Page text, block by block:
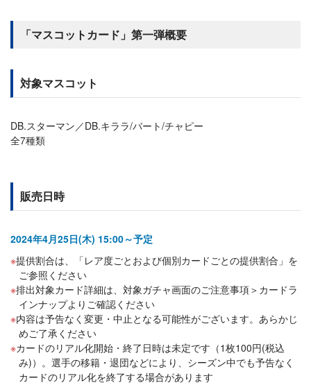
「マスコットカード」第一弾概要
対象マスコット
DB.スターマン／DB.キララ/バート/チャピー
全7種類
販売日時
2024年4月25日(木) 15:00～予定
提供割合は、「レア度ごとおよび個別カードごとの提供割合」を
ご参照ください
排出対象カード詳細は、対象ガチャ画面のご注意事項＞カードラ
インナップよりご確認ください
内容は予告なく変更・中止となる可能性がございます。あらかじ
めご了承ください
カードのリアル化開始・終了日時は未定です（1枚100円(税込
み)）。選手の移籍・退団などにより、シーズン中でも予告なく
カードのリアル化を終了する場合があります